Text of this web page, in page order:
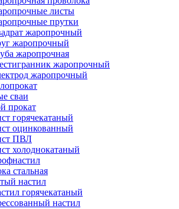
листы
прутки
жаропрочный
жаропрочный
жаропрочная
жаропрочный
жаропрочный
сваи
прокат
горячекатаный
оцинкованный
ПВЛ
холоднокатаный
стальная
настил
горячекатаный
настил